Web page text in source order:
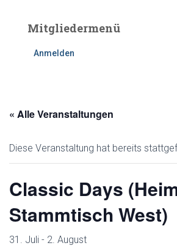
Mitgliedermenü
Anmelden
« Alle Veranstaltungen
Diese Veranstaltung hat bereits
Classic Days
Stammtisch West)
31. Juli - 2. August